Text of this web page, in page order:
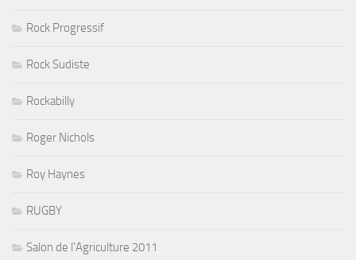
Rock Progressif
Rock Sudiste
Rockabilly
Roger Nichols
Roy Haynes
RUGBY
Salon de l'Agriculture 2011